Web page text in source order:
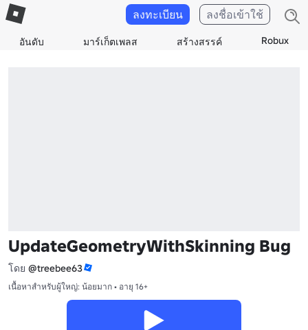
อันดับ มาร์เก็ตเพลส สร้างสรรค์ Robux
ลงทะเบียน ลงชื่อเข้าใช้
UpdateGeometryWithSkinning Bug
โดย @treebee63
เนื้อหาสำหรับผู้ใหญ่: น้อยมาก • อายุ 16+